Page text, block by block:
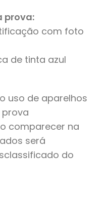
prova:
com foto
de tinta azul
uso de aparelhos
comparecer na
será
do